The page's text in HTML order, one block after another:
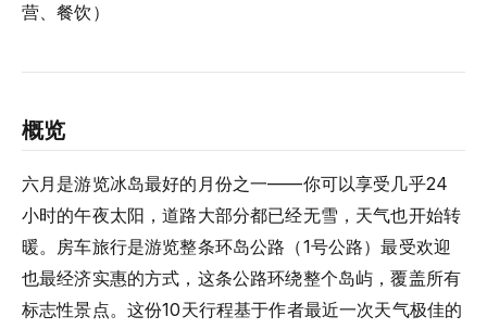
营、餐饮）
概览
六月是游览冰岛最好的月份之一——你可以享受几乎24
小时的午夜太阳，道路大部分都已经无雪，天气也开始转
暖。房车旅行是游览整条环岛公路（1号公路）最受欢迎
也最经济实惠的方式，这条公路环绕整个岛屿，覆盖所有
标志性景点。这份10天行程基于作者最近一次天气极佳的